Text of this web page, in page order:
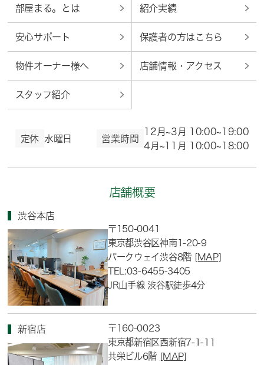
部屋まる。とは 紹介実績
安心サポート 保護者の方はこちら
物件オーナー様へ 店舗情報・アクセス
スタッフ紹介
定休 水曜日 営業時間
12月~3月 10:00~19:00
4月~11月 10:00~18:00
店舗概要
渋谷本店
〒150-0041
東京都渋谷区神南1-20-9
パークウェイ渋谷8階 [MAP]
TEL:03-6455-3405
JR山手線 渋谷駅徒歩4分
新宿店
〒160-0023
東京都新宿区西新宿7-1-11
共栄ビル6階 [MAP]